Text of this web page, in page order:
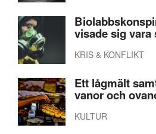
visade sig vara
KRIS & KONFLIKT
Ett lågmält
vanor och
KULTUR